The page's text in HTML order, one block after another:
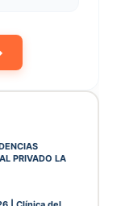
PRIVADO LA